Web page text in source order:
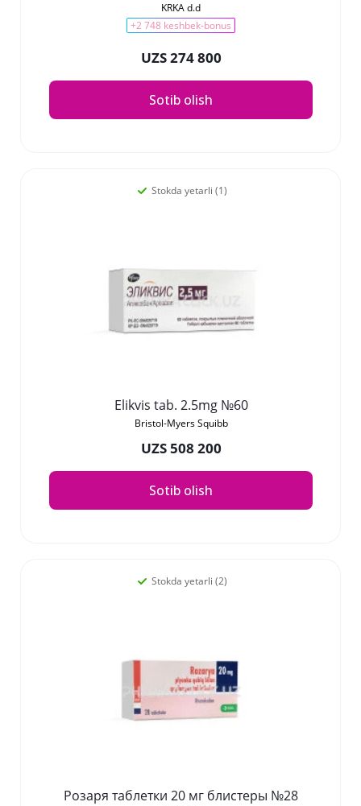
KRKA d.d
+2 748 keshbek-bonus
UZS 274 800
Sotib olish
Stokda yetarli (1)
Elikvis tab. 2.5mg №60
Bristol-Myers Squibb
UZS 508 200
Sotib olish
Stokda yetarli (2)
Розаря таблетки 20 мг блистеры №28